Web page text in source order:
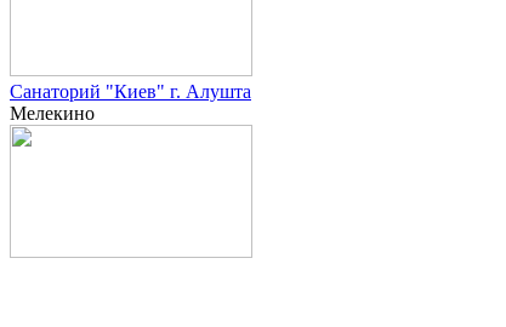
Санаторий "Киев" г. Алушта
Мелекино